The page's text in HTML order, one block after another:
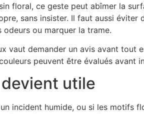
floral, ce geste peut abîmer la
sans insister. Il faut aussi éviter
ou marquer la trame.
vaut demander un avis avant tout
peuvent être évalués avant
utile
incident humide, ou si les motifs